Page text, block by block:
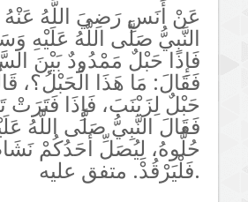
عَنْ أَنَسِ رَضِيَ اللَّهُ
النَّبِيُّ صَلَّى اللَّهُ عَلَيْهِ
فَإِذَا حَبْلٌ مَمْدُودٌ بَيْنَ
فَقَالَ: مَا هَذَا الْحَبْلُ؟،
حَبْلٌ لِزَيْنَبَ، فَإِذَا فَتَرَتْ
فَقَالَ النَّبِيُّ صَلَّى اللَّهُ
حُلُّوهُ، لِيُصَلِّ أَحَدُكُمْ
فَلْيَرْقُدْ. متفق عليه.